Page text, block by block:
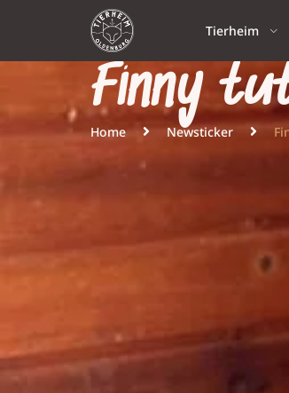
Tierheim
Finny
Home Newsticker